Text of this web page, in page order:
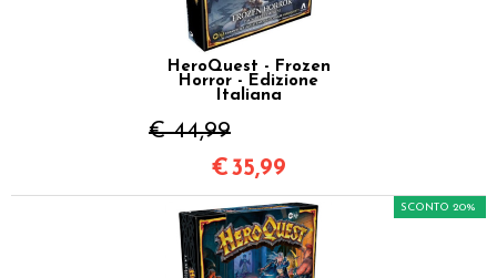
HeroQuest - Frozen
Horror - Edizione
Italiana
€ 44,99
€35,99
SCONTO 20%